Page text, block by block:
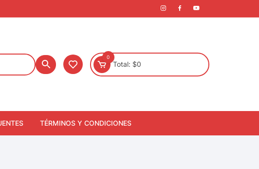
0
Total: $0
TÉRMINOS Y CONDICIONES